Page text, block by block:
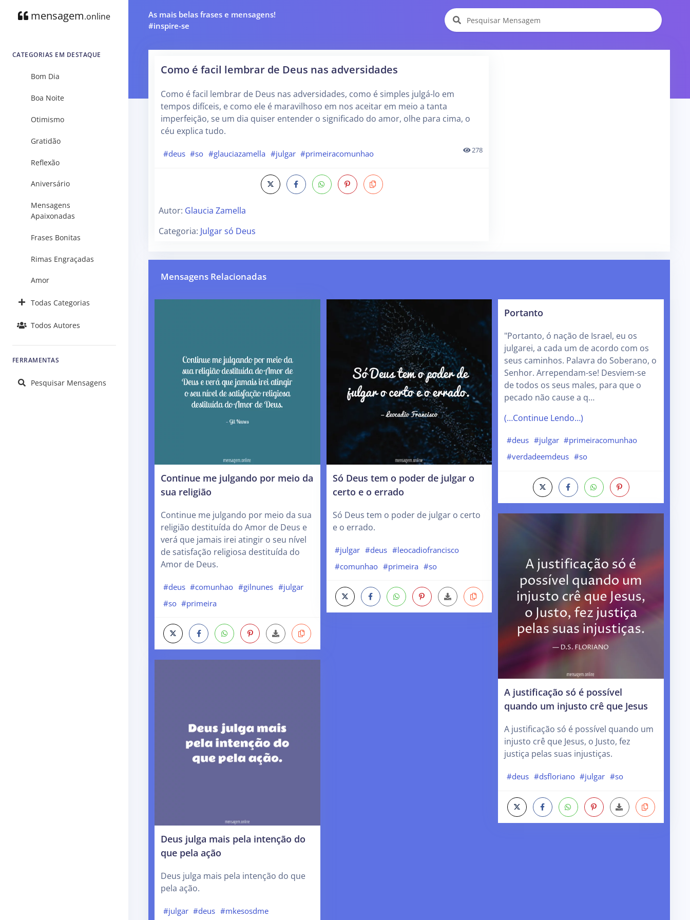
mensagem.online
CATEGORIAS EM DESTAQUE
Bom Dia
Boa Noite
Otimismo
Gratidão
Reflexão
Aniversário
Mensagens
Apaixonadas
Frases Bonitas
Rimas Engraçadas
Amor
Todas Categorias
Todos Autores
FERRAMENTAS
Pesquisar Mensagens
As mais belas frases e mensagens!
#inspire-se
Como é facil lembrar de Deus nas adversidades
Como é facil lembrar de Deus nas adversidades, como é simples julgá-lo em
tempos difíceis, e como ele é maravilhoso em nos aceitar em meio a tanta
imperfeição, se um dia quiser entender o significado do amor, olhe para cima, o
céu explica tudo.
#deus #so #glauciazamella #julgar #primeiracomunhao 278
Autor: Glaucia Zamella
Categoria: Julgar só Deus
Mensagens Relacionadas
Continue me julgando por meio da
sua religião
Continue me julgando por meio da sua
religião destituída do Amor de Deus e
verá que jamais irei atingir o seu nível
de satisfação religiosa destituída do
Amor de Deus.
#deus #comunhao #gilnunes #julgar
#so #primeira
Deus julga mais pela intenção do
que pela ação
Deus julga mais pela intenção do que
pela ação.
#julgar #deus #mkesosdme
Só Deus tem o poder de julgar o
certo e o errado
Só Deus tem o poder de julgar o certo
e o errado.
#julgar #deus #leocadiofrancisco
#comunhao #primeira #so
Portanto
"Portanto, ó nação de Israel, eu os
julgarei, a cada um de acordo com os
seus caminhos. Palavra do Soberano, o
Senhor. Arrependam-se! Desviem-se
de todos os seus males, para que o
pecado não cause a q…
(…Continue Lendo…)
#deus #julgar #primeiracomunhao
#verdadeemdeus #so
A justificação só é possível
quando um injusto crê que Jesus
A justificação só é possível quando um
injusto crê que Jesus, o Justo, fez
justiça pelas suas injustiças.
#deus #dsfloriano #julgar #so